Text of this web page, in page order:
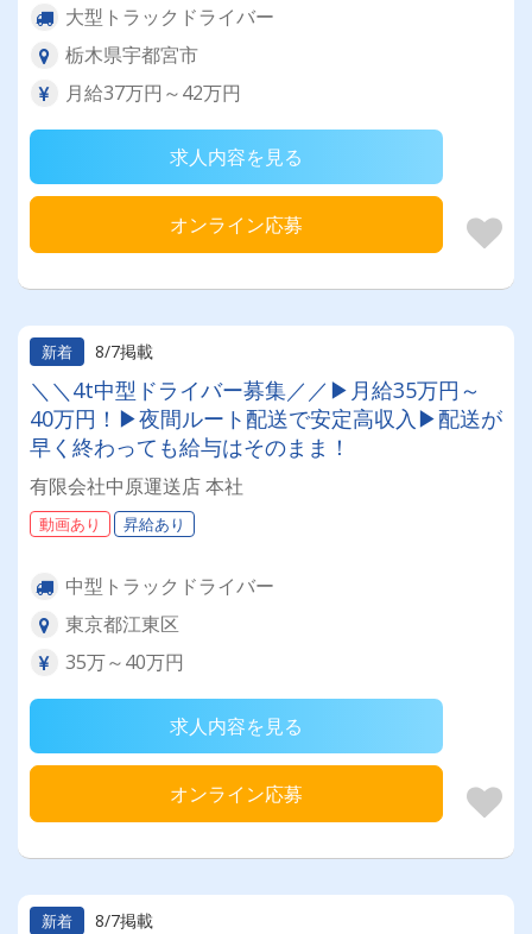
大型トラックドライバー
栃木県宇都宮市
月給37万円～42万円
求人内容を見る
オンライン応募
新着 8/7掲載
＼＼4t中型ドライバー募集／／▶月給35万円～
40万円！▶夜間ルート配送で安定高収入▶配送が
早く終わっても給与はそのまま！
有限会社中原運送店 本社
動画あり 昇給あり
中型トラックドライバー
東京都江東区
35万～40万円
求人内容を見る
オンライン応募
新着 8/7掲載